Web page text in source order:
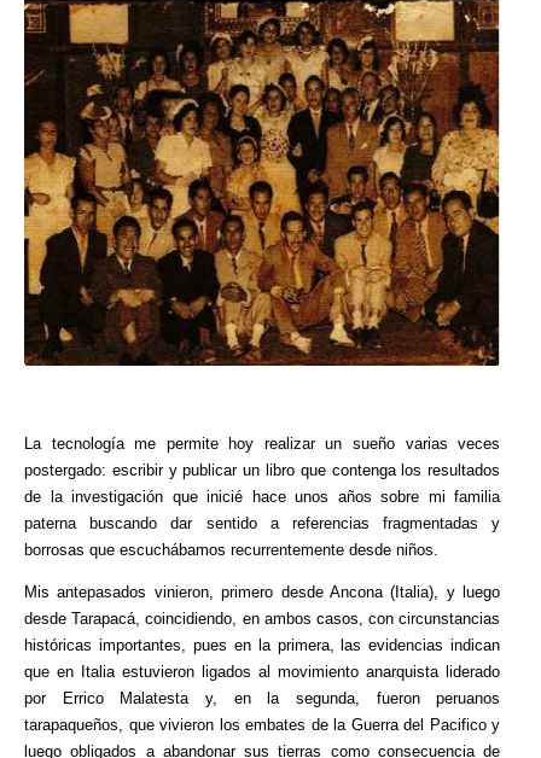
La tecnología me permite hoy realizar un sueño varias veces
postergado: escribir y publicar un libro que contenga los resultados
de la investigación que inicié hace unos años sobre mi familia
paterna buscando dar sentido a referencias fragmentadas y
borrosas que escuchábamos recurrentemente desde niños.
Mis antepasados vinieron, primero desde Ancona (Italia), y luego
desde Tarapacá, coincidiendo, en ambos casos, con circunstancias
históricas importantes, pues en la primera, las evidencias indican
que en Italia estuvieron ligados al movimiento anarquista liderado
por Errico Malatesta y, en la segunda, fueron peruanos
tarapaqueños, que vivieron los embates de la Guerra del Pacifico y
luego obligados a abandonar sus tierras como consecuencia de